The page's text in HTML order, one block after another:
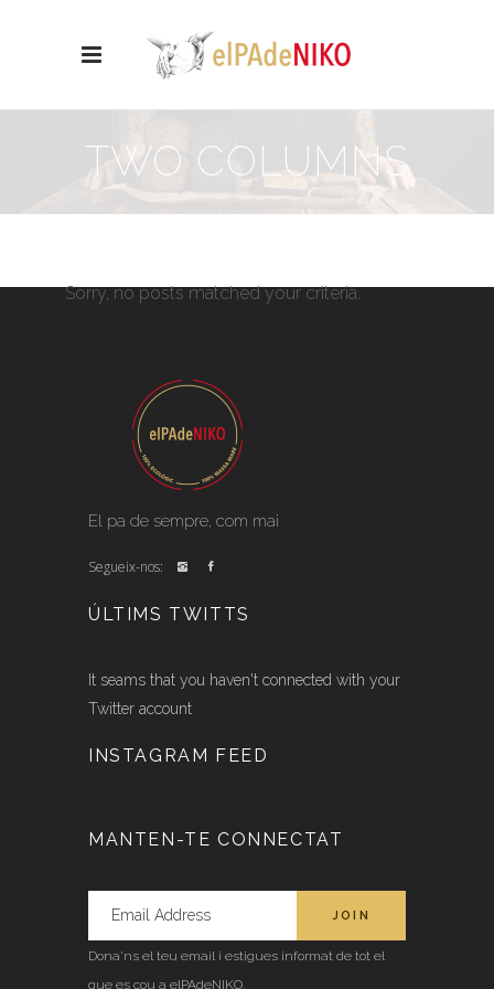
TWO COLUMNS
Sorry, no posts matched your criteria.
El pa de sempre, com mai
Segueix-nos:
ÚLTIMS TWITTS
It seams that you haven't connected with your
Twitter account
INSTAGRAM FEED
MANTEN-TE CONNECTAT
Dona'ns el teu email i estigues informat de tot el
que es cou a elPAdeNIKO.